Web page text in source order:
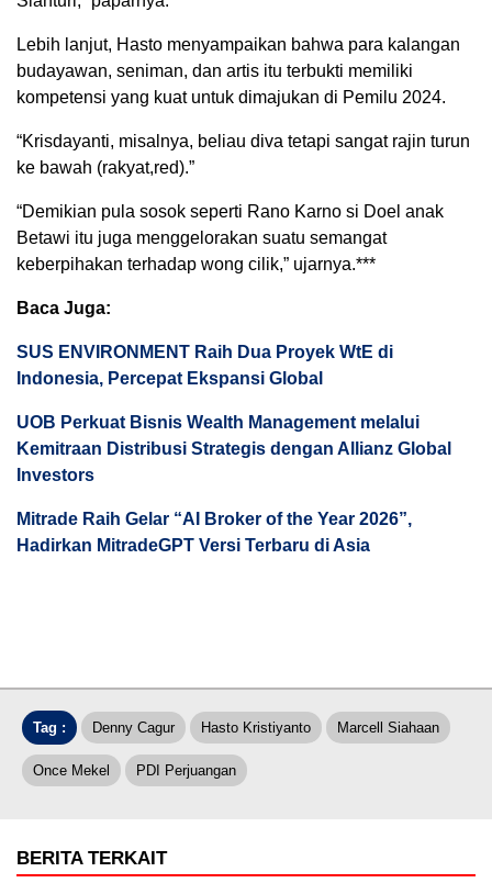
Lebih lanjut, Hasto menyampaikan bahwa para kalangan
budayawan, seniman, dan artis itu terbukti memiliki
kompetensi yang kuat untuk dimajukan di Pemilu 2024.
“Krisdayanti, misalnya, beliau diva tetapi sangat rajin turun
ke bawah (rakyat,red).”
“Demikian pula sosok seperti Rano Karno si Doel anak
Betawi itu juga menggelorakan suatu semangat
keberpihakan terhadap wong cilik,” ujarnya.***
Baca Juga:
SUS ENVIRONMENT Raih Dua Proyek WtE di
Indonesia, Percepat Ekspansi Global
UOB Perkuat Bisnis Wealth Management melalui
Kemitraan Distribusi Strategis dengan Allianz Global
Investors
Mitrade Raih Gelar “AI Broker of the Year 2026”,
Hadirkan MitradeGPT Versi Terbaru di Asia
Tag : Denny Cagur Hasto Kristiyanto Marcell Siahaan
Once Mekel PDI Perjuangan
BERITA TERKAIT